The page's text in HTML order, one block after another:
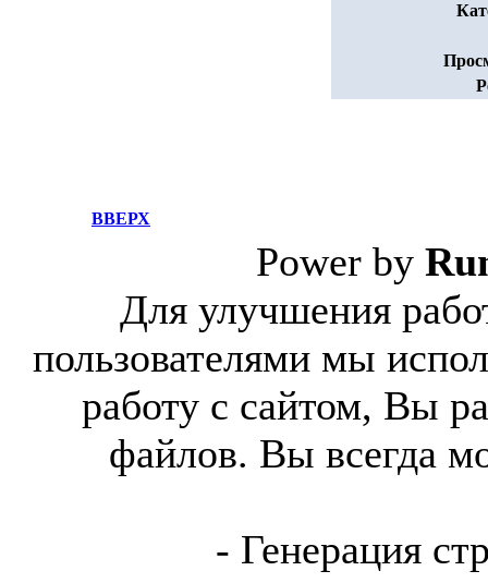
ВВЕРХ
Power by
Для улучшения
пользователями мы
работу с сайтом, Вы
файлов. Вы всегда
- Генерация